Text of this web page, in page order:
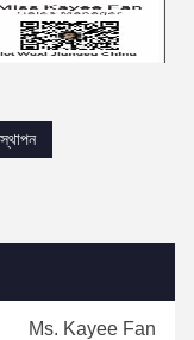
Ms. Kayee Fan